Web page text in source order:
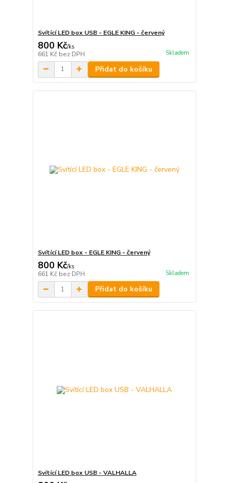
Svítící LED box USB - EGLE KING - červený
800 Kč/ks
661 Kč bez DPH Skladem
Přidat do košíku
Svítící LED box - EGLE KING - červený
800 Kč/ks
661 Kč bez DPH Skladem
Přidat do košíku
Svítící LED box USB - VALHALLA